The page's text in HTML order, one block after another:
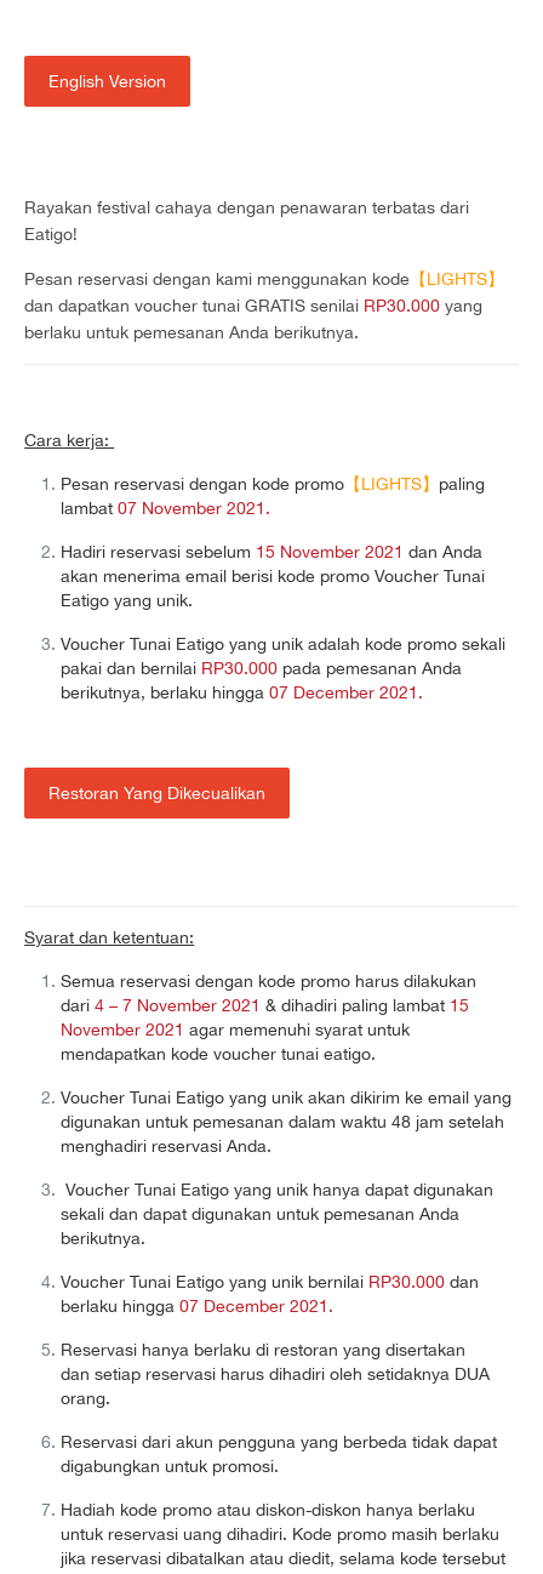
English Version
Rayakan festival cahaya dengan penawaran terbatas dari
Eatigo!
Pesan reservasi dengan kami menggunakan kode 【LIGHTS】
dan dapatkan voucher tunai GRATIS senilai RP30.000yang
berlaku untuk pemesanan Anda berikutnya.
Cara kerja:
Pesan reservasi dengan kode promo 【LIGHTS】 paling
lambat07 November 2021.
Hadiri reservasi sebelum 15 November 2021dan Anda
akan menerima email berisi kode promo Voucher Tunai
Eatigo yang unik.
Voucher Tunai Eatigo yang unik adalah kode promo sekali
pakai dan bernilai RP30.000 pada pemesanan Anda
berikutnya, berlaku hingga07 December 2021 .
Restoran Yang Dikecualikan
Syarat dan ketentuan:
Semua reservasi dengan kode promo harus dilakukan
dari4 – 7 November 2021 & dihadiri paling lambat 15
November 2021agar memenuhi syarat untuk
mendapatkan kode voucher tunai eatigo.
Voucher Tunai Eatigo yang unik akan dikirim ke email yang
digunakan untuk pemesanan dalam waktu 48 jam setelah
menghadiri reservasi Anda.
Voucher Tunai Eatigo yang unik hanya dapat digunakan
sekali dan dapat digunakan untuk pemesanan Anda
berikutnya.
Voucher Tunai Eatigo yang unik bernilai RP30.000dan
berlaku hingga07 December 2021.
Reservasi hanya berlaku di restoran yang disertakan
dan setiap reservasi harus dihadiri oleh setidaknya DUA
orang.
Reservasi dari akun pengguna yang berbeda tidak dapat
digabungkan untuk promosi.
Hadiah kode promo atau diskon-diskon hanya berlaku
untuk reservasi uang dihadiri. Kode promo masih berlaku
jika reservasi dibatalkan atau diedit, selama kode tersebut